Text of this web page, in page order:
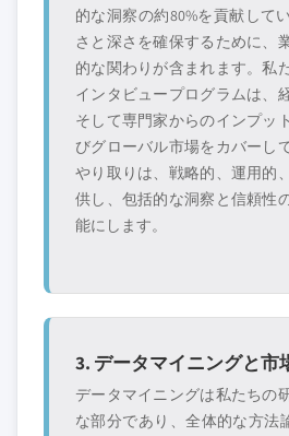
的な洞察の約80%を貢献して
さと深さを確保するために、
的な関わりが含まれます。私
インタビュープログラムは、
そして専門家からのインプッ
びグローバル市場をカバーし
やり取りは、戦略的、運用的
供し、包括的な洞察と信頼性
能にします。
3. データマイニングと市
データマイニングは私たちの
な部分であり、全体的な方法